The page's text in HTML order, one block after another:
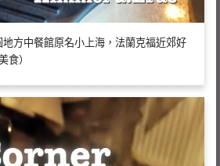
方中餐館原名小上海，法蘭克福近郊好
食）